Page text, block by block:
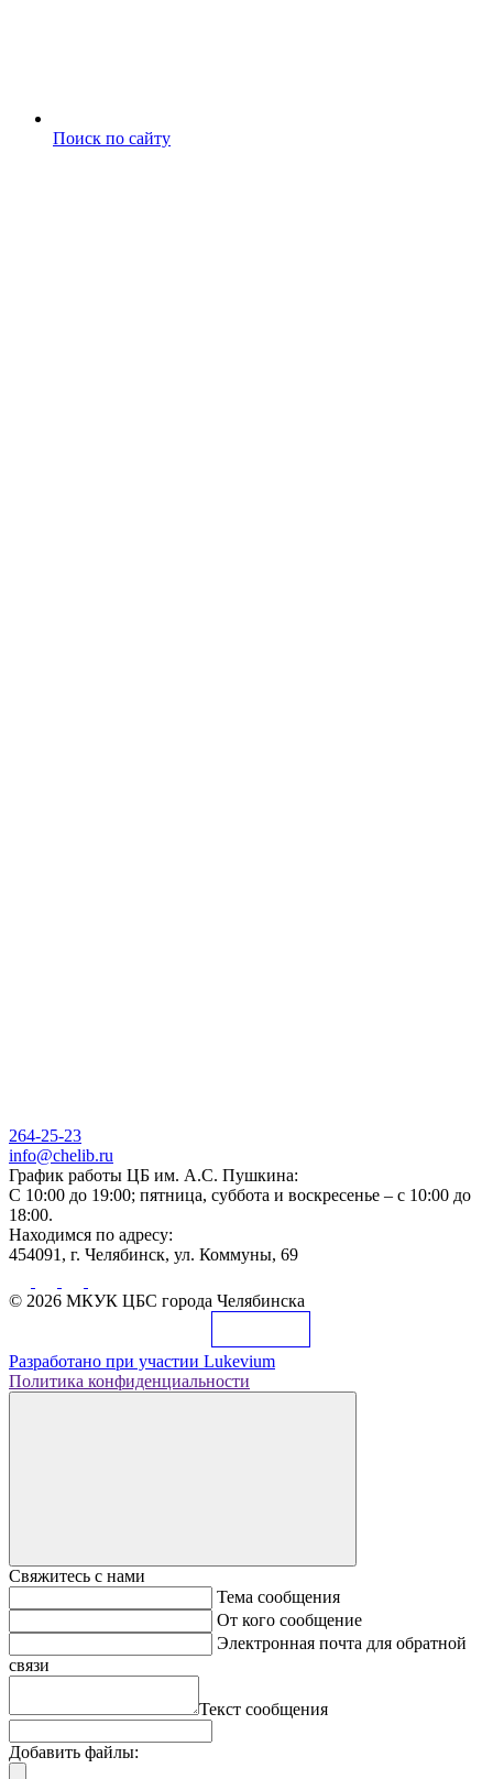
Поиск по сайту
264-25-23
info@chelib.ru
График работы ЦБ им. А.С. Пушкина:
С 10:00 до 19:00; пятница, суббота и воскресенье – с 10:00 до
18:00.
Находимся по адресу:
454091, г. Челябинск, ул. Коммуны, 69
© 2026 МКУК ЦБС города Челябинска
Разработано при участии Lukevium
Политика конфиденциальности
Свяжитесь с нами
Тема сообщения
От кого сообщение
Электронная почта для обратной
связи
Текст сообщения
Добавить файлы: